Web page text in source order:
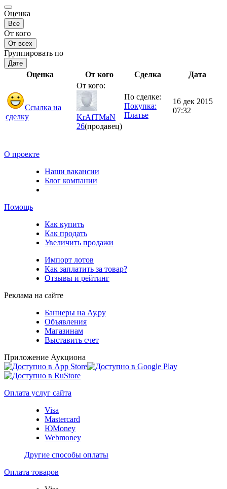
Оценка
Все
От кого
От всех
Группировать по
Дате
Оценка От кого Сделка Дата
Ссылка на
сделку
От кого:
KrAfTMaN
26(продавец)
По сделке:
Покупка:
Платье
16 дек 2015
07:32
О проекте
Наши вакансии
Блог компании
Помощь
Как купить
Как продать
Увеличить продажи
Импорт лотов
Как заплатить за товар?
Отзывы и рейтинг
Реклама на сайте
Баннеры на Ау.ру
Объявления
Магазинам
Выставить счет
Приложение Аукциона
Оплата услуг сайта
Visa
Mastercard
ЮMoney
Webmoney
Другие способы оплаты
Оплата товаров